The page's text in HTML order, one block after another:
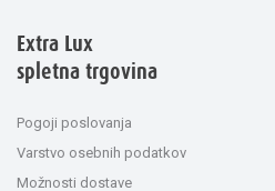
Extra Lux
spletna trgovina
Pogoji poslovanja
Varstvo osebnih podatkov
Možnosti dostave